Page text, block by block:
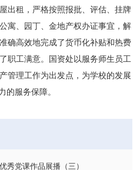
出租，严格按照报批、评估、挂牌
寓、园丁、金地产权办证事宜，解
确高效地完成了货币化补贴和热费
职工满意。国资处以服务师生员工
管理工作为出发点，为学校的发展
的服务保障。
秀党课作品展播（三）